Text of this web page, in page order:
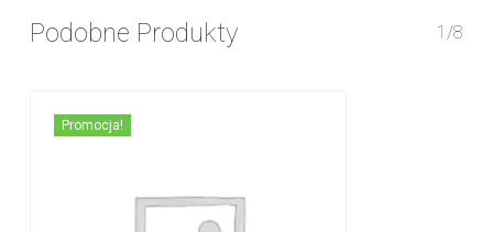
Podobne Produkty 1/8
Promocja!